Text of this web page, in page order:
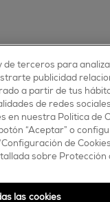
de terceros para
publicidad
a partir de tus
de redes
en nuestra Política de
“Aceptar” o
de
sobre Protección
las cookies